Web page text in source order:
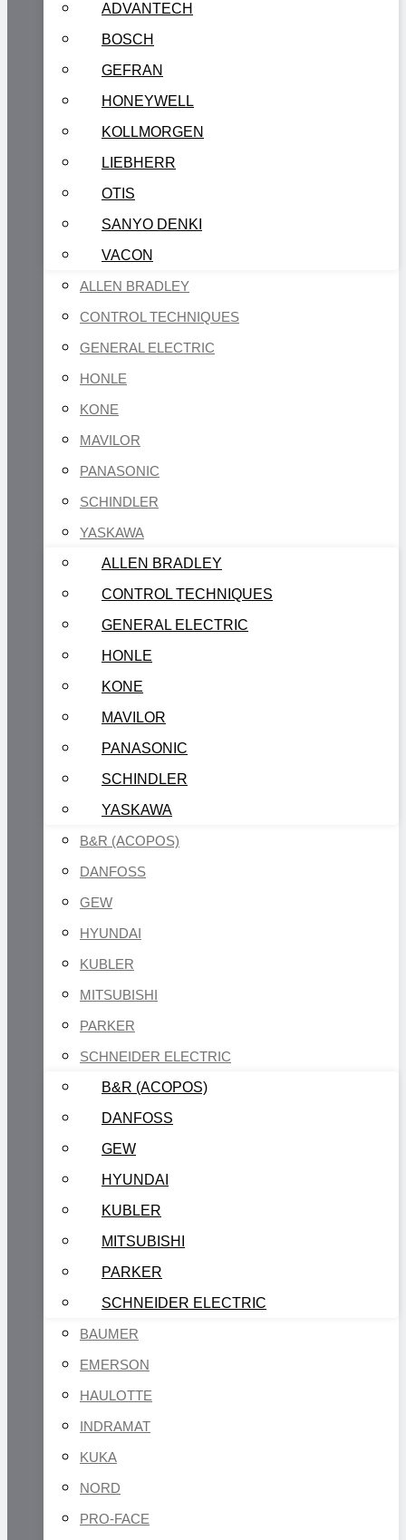
ADVANTECH
BOSCH
GEFRAN
HONEYWELL
KOLLMORGEN
LIEBHERR
OTIS
SANYO DENKI
VACON
ALLEN BRADLEY
CONTROL TECHNIQUES
GENERAL ELECTRIC
HONLE
KONE
MAVILOR
PANASONIC
SCHINDLER
YASKAWA
ALLEN BRADLEY
CONTROL TECHNIQUES
GENERAL ELECTRIC
HONLE
KONE
MAVILOR
PANASONIC
SCHINDLER
YASKAWA
B&R (ACOPOS)
DANFOSS
GEW
HYUNDAI
KUBLER
MITSUBISHI
PARKER
SCHNEIDER ELECTRIC
B&R (ACOPOS)
DANFOSS
GEW
HYUNDAI
KUBLER
MITSUBISHI
PARKER
SCHNEIDER ELECTRIC
BAUMER
EMERSON
HAULOTTE
INDRAMAT
KUKA
NORD
PRO-FACE